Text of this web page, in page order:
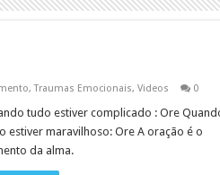
,Traumas Emocionais, Videos 0
tudo estiver complicado : Ore
estiver maravilhoso: Ore A oração é o
da alma.